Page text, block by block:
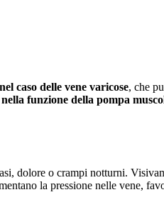
caso delle vene varicose, che
funzione della pompa
dolore o crampi notturni.
la pressione nelle vene,